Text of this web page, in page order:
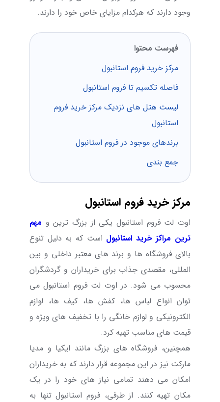
وجود دارند که هرکدام مزایای خاص خود را دارند.
فهرست محتوا
مرکز خرید فروم استانبول
فاصله تکسیم تا فروم استانبول
لیست هتل های نزدیک مرکز خرید فروم
استانبول
برندهای موجود در فروم استانبول
جمع بندی
مرکز خرید فروم استانبول
اوت لت فروم استانبول یکی از بزرگ ترین و مهم
ترین مراکز خرید استانبول است که به دلیل تنوع
بالای فروشگاه ها و برند های معتبر داخلی و بین
المللی، مقصدی جذاب برای خریداران و گردشگران
محسوب می شود. در اوت لت فروم استانبول می
توان انواع لباس ها، کفش ها، کیف ها، لوازم
الکترونیکی و لوازم خانگی را با تخفیف های ویژه و
قیمت های مناسب تهیه کرد.
همچنین، فروشگاه های بزرگ مانند ایکیا و مدیا
مارکت نیز در این مجموعه قرار دارند که به خریداران
امکان می دهند تمامی نیاز های خود را در یک
مکان تهیه کنند. از طرفی، فروم استانبول تنها به